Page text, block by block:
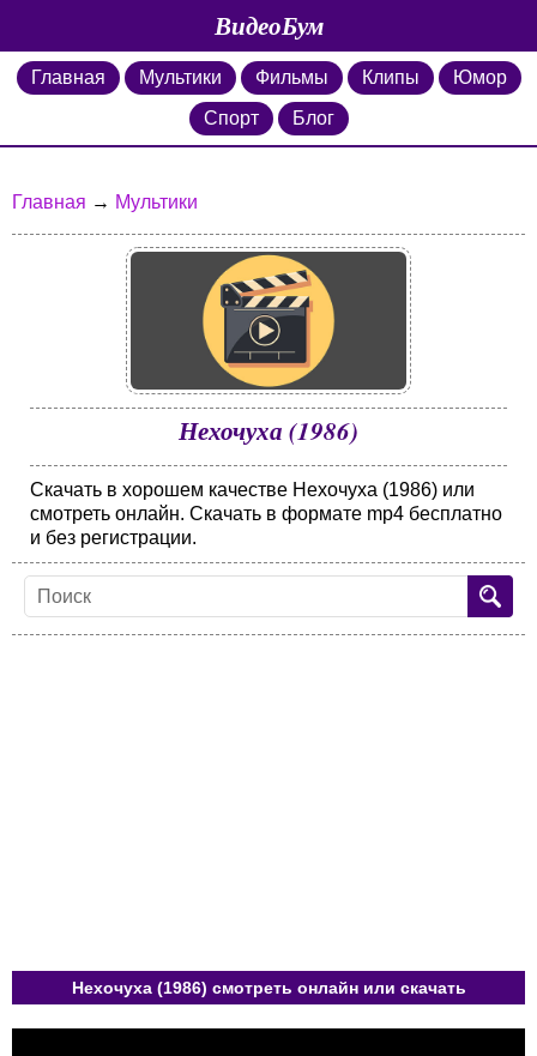
ВидеоБум
Главная Мультики Фильмы Клипы
Юмор
Спорт
Блог
Главная → Мультики
Нехочуха (1986)
Скачать в хорошем качестве Нехочуха (1986) или
смотреть онлайн. Скачать в формате mp4 бесплатно
и без регистрации.
Нехочуха (1986) смотреть онлайн или скачать